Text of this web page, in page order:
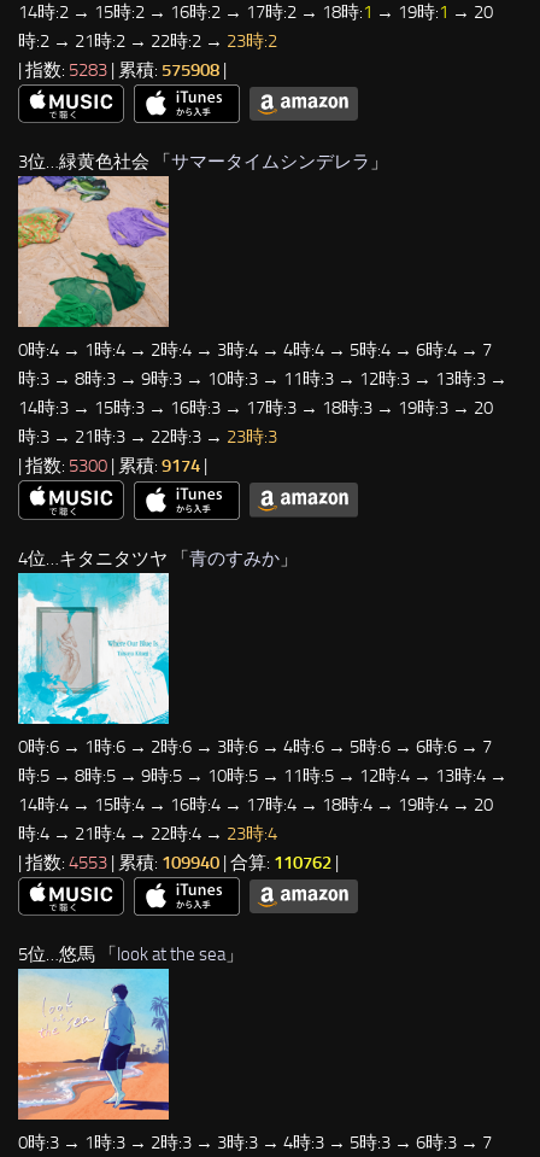
14時:2 → 15時:2 → 16時:2 → 17時:2 → 18時:1 → 19時:1 → 20
時:2 → 21時:2 → 22時:2 → 23時:2
| 指数: 5283 | 累積: 575908 |
3位…緑黄色社会 「 サマータイムシンデレラ 」
0時:4 → 1時:4 → 2時:4 → 3時:4 → 4時:4 → 5時:4 → 6時:4 → 7
時:3 → 8時:3 → 9時:3 → 10時:3 → 11時:3 → 12時:3 → 13時:3 →
14時:3 → 15時:3 → 16時:3 → 17時:3 → 18時:3 → 19時:3 → 20
時:3 → 21時:3 → 22時:3 → 23時:3
| 指数: 5300 | 累積: 9174
4位…キタニタツヤ 「青のすみか 」
0時:6 → 1時:6 → 2時:6 → 3時:6 → 4時:6 → 5時:6 → 6時:6 → 7
時:5 → 8時:5 → 9時:5 → 10時:5 → 11時:5 → 12時:4 → 13時:4 →
14時:4 → 15時:4 → 16時:4 → 17時:4 → 18時:4 → 19時:4 → 20
時:4 → 21時:4 → 22時:4 → 23時:4
| 指数: 4553 | 累積: 109940 | 合算: 110762 |
5位…悠馬 「look at the sea」
0時:3 → 1時:3 → 2時:3 → 3時:3 → 4時:3 → 5時:3 → 6時:3 → 7